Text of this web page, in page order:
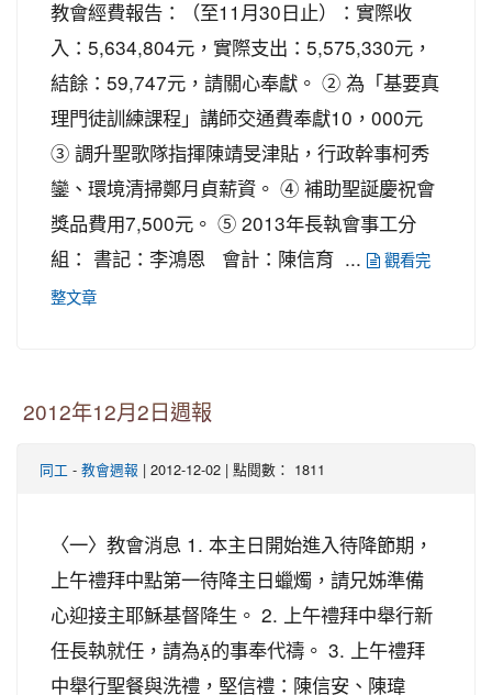
教會經費報告：（至11月30日止）：實際收
入：5,634,804元，實際支出：5,575,330元，
結餘：59,747元，請關心奉獻。 ② 為「基要真
理門徒訓練課程」講師交通費奉獻10，000元
③ 調升聖歌隊指揮陳靖旻津貼，行政幹事柯秀
鑾、環境清掃鄭月貞薪資。 ④ 補助聖誕慶祝會
獎品費用7,500元。 ⑤ 2013年長執會事工分
組： 書記：李鴻恩 會計：陳信育 ...
觀看完
整文章
2012年12月2日週報
同工 - 教會週報 | 2012-12-02 | 點閱數： 1811
〈一〉教會消息 1. 本主日開始進入待降節期，
上午禮拜中點第一待降主日蠟燭，請兄姊準備
心迎接主耶穌基督降生。 2. 上午禮拜中舉行新
任長執就任，請為的事奉代禱。 3. 上午禮拜
中舉行聖餐與洗禮，堅信禮：陳信安、陳瑋